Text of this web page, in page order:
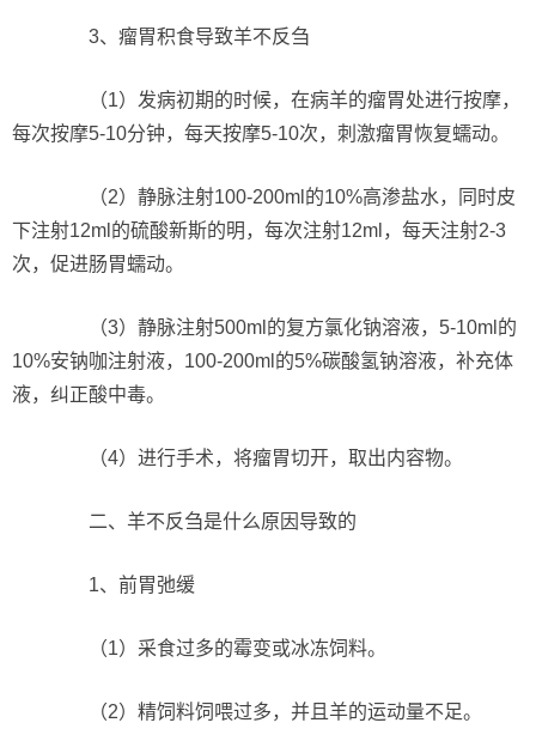
3、瘤胃积食导致羊不反刍
（1）发病初期的时候，在病羊的瘤胃处进行按摩，
每次按摩5-10分钟，每天按摩5-10次，刺激瘤胃恢复蠕动。
（2）静脉注射100-200ml的10%高渗盐水，同时皮
下注射12ml的硫酸新斯的明，每次注射12ml，每天注射2-3
次，促进肠胃蠕动。
（3）静脉注射500ml的复方氯化钠溶液，5-10ml的
10%安钠咖注射液，100-200ml的5%碳酸氢钠溶液，补充体
液，纠正酸中毒。
（4）进行手术，将瘤胃切开，取出内容物。
二、羊不反刍是什么原因导致的
1、前胃弛缓
（1）采食过多的霉变或冰冻饲料。
（2）精饲料饲喂过多，并且羊的运动量不足。